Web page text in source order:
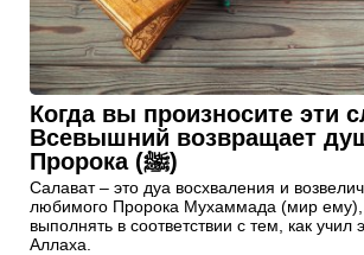
Когда вы произносите эти
Всевышний возвращает
Пророка (ﷺ)
Салават – это дуа восхваления и
любимого Пророка Мухаммада (мир ему),
выполнять в соответствии с тем, как учил
Аллаха.